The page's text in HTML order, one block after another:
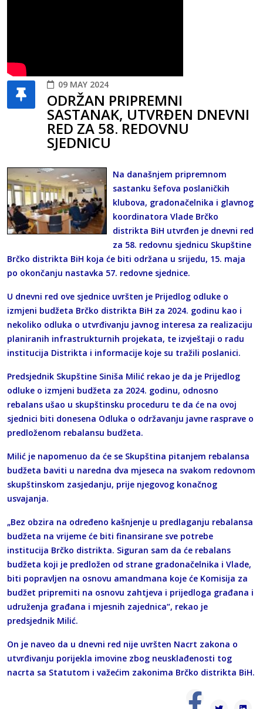
09 MAY 2024
ODRŽAN PRIPREMNI
SASTANAK, UTVRĐEN DNEVNI
RED ZA 58. REDOVNU
SJEDNICU
Na današnjem pripremnom
sastanku šefova poslaničkih
klubova, gradonačelnika i glavnog
koordinatora Vlade Brčko
distrikta BiH utvrđen je dnevni red
za 58. redovnu sjednicu Skupštine
Brčko distrikta BiH koja će biti održana u srijedu, 15. maja
po okončanju nastavka 57. redovne sjednice.
U dnevni red ove sjednice uvršten je Prijedlog odluke o
izmjeni budžeta Brčko distrikta BiH za 2024. godinu kao i
nekoliko odluka o utvrđivanju javnog interesa za realizaciju
planiranih infrastrukturnih projekata, te izvještaji o radu
institucija Distrikta i informacije koje su tražili poslanici.
Predsjednik Skupštine Siniša Milić rekao je da je Prijedlog
odluke o izmjeni budžeta za 2024. godinu, odnosno
rebalans ušao u skupštinsku proceduru te da će na ovoj
sjednici biti donesena Odluka o održavanju javne rasprave o
predloženom rebalansu budžeta.
Milić je napomenuo da će se Skupština pitanjem rebalansa
budžeta baviti u naredna dva mjeseca na svakom redovnom
skupštinskom zasjedanju, prije njegovog konačnog
usvajanja.
„Bez obzira na određeno kašnjenje u predlaganju rebalansa
budžeta na vrijeme će biti finansirane sve potrebe
institucija Brčko distrikta. Siguran sam da će rebalans
budžeta koji je predložen od strane gradonačelnika i Vlade,
biti popravljen na osnovu amandmana koje će Komisija za
budžet pripremiti na osnovu zahtjeva i prijedloga građana i
udruženja građana i mjesnih zajednica“, rekao je
predsjednik Milić.
On je naveo da u dnevni red nije uvršten Nacrt zakona o
utvrđivanju porijekla imovine zbog neusklađenosti tog
nacrta sa Statutom i važećim zakonima Brčko distrikta BiH.